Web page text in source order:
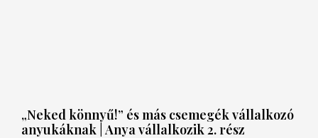
„Neked könnyű!” és más csemegék vállalkozó
anyukáknak | Anya vállalkozik 2. rész